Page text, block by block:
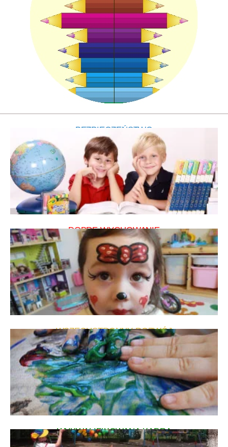
BEZPIECZEŃSTWO
DOBRE WYCHOWANIE
WSZECHSTRONNY ROZWÓJ
WYKWALIFIKOWANA KADRA